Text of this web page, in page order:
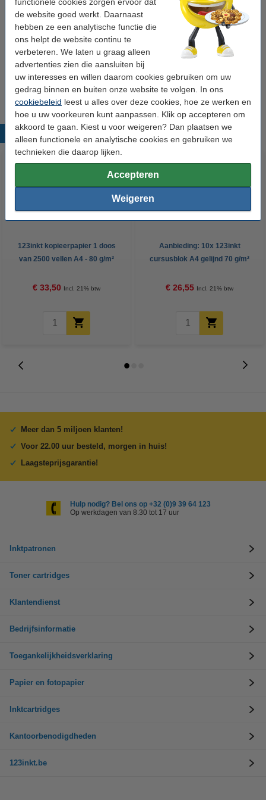
de website goed werkt. Daarnaast
hebben ze een analytische functie die
ons helpt de website continu te
verbeteren. We laten u graag alleen
advertenties zien die aansluiten bij
uw interesses en willen daarom cookies gebruiken om uw
gedrag binnen en buiten onze website te volgen. In ons
cookiebeleid leest u alles over deze cookies, hoe ze werken en
hoe u uw voorkeuren kunt aanpassen. Klik op accepteren om
akkoord te gaan. Kiest u voor weigeren? Dan plaatsen we
alleen functionele en analytische cookies en gebruiken we
technieken die daarop lijken.
Accepteren
Weigeren
tonerdoek geel 999058
Bekijk de specificaties en omschrijving
Morgen in huis
€ 0,95
Populaire producten
123inkt kopieerpapier 1 doos
van 2500 vellen A4 - 80 g/m²
€ 33,50 Incl. 21% btw
Aanbieding: 10x 123inkt
cursusblok A4 gelijnd 70 g/m²
€ 26,55 Incl. 21% btw
Meer dan 5 miljoen klanten!
Voor 22.00 uur besteld, morgen in huis!
Laagsteprijsgarantie!
Hulp nodig? Bel ons op +32 (0)9 39 64 123
Op werkdagen van 8.30 tot 17 uur
Inktpatronen
Toner cartridges
Klantendienst
Bedrijfsinformatie
Toegankelijkheidsverklaring
Papier en fotopapier
Inktcartridges
Kantoorbenodigdheden
123inkt.be